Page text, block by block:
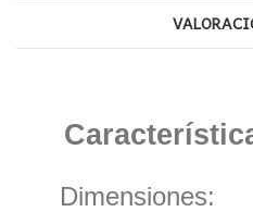
Dimensiones: